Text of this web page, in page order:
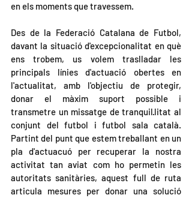
en els moments que travessem.
Des de la Federació Catalana de Futbol,
davant la situació d'excepcionalitat en què
ens trobem, us volem traslladar les
principals línies d'actuació obertes en
l'actualitat, amb l'objectiu de protegir,
donar el màxim suport possible i
transmetre un missatge de tranquil·litat al
conjunt del futbol i futbol sala català.
Partint del punt que estem treballant en un
pla d'actuacuó per recuperar la nostra
activitat tan aviat com ho permetin les
autoritats sanitàries, aquest full de ruta
articula mesures per donar una solució